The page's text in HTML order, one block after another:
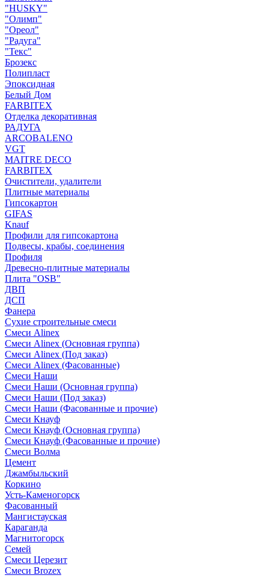
"HUSKY"
"Олимп"
"Ореол"
"Радуга"
"Текс"
Брозекс
Полипласт
Эпоксидная
Белый Дом
FARBITEX
Отделка декоративная
РАДУГА
ARCOBALENO
VGT
MAITRE DECO
FARBITEX
Очистители, удалители
Плитные материалы
Гипсокартон
GIFAS
Knauf
Профили для гипсокартона
Подвесы, крабы, соединения
Профиля
Древесно-плитные материалы
Плита "OSB"
ДВП
ДСП
Фанера
Сухие строительные смеси
Смеси Alinex
Смеси Alinex (Основная группа)
Смеси Alinex (Под заказ)
Смеси Alinex (Фасованные)
Смеси Наши
Смеси Наши (Основная группа)
Смеси Наши (Под заказ)
Смеси Наши (Фасованные и прочие)
Смеси Кнауф
Смеси Кнауф (Основная группа)
Смеси Кнауф (Фасованные и прочие)
Смеси Волма
Цемент
Джамбыльский
Коркино
Усть-Каменогорск
Фасованный
Мангистауская
Караганда
Магнитогорск
Семей
Смеси Церезит
Смеси Brozex